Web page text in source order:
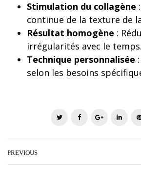
Stimulation du collagène
continue de la texture de
Résultat homogène :
irrégularités avec le temps.
Technique personnalisée
selon les besoins
i
t
c
b
o
l
n
e
PREVIOUS